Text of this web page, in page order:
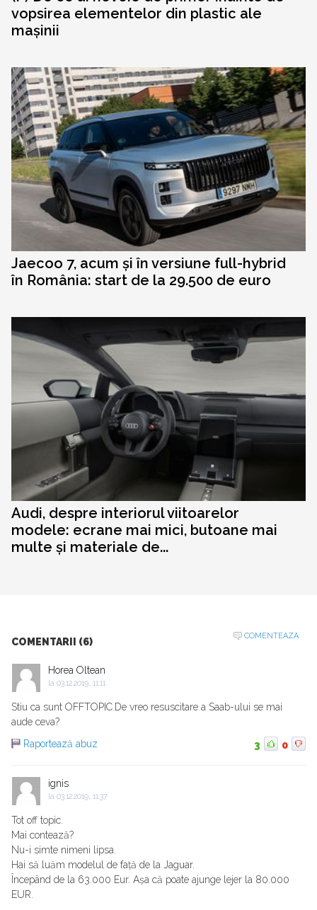
vopsirea elementelor din plastic ale
mașinii
Jaecoo 7, acum și în versiune full-hybrid
în România: start de la 29.500 de euro
Audi, despre interiorul viitoarelor
modele: ecrane mai mici, butoane mai
multe și materiale de...
COMENTARII (6)
COMENTEAZA
Horea Oltean
la 03.12.2019, 11:11
Stiu ca sunt OFFTOPIC.De vreo resuscitare a Saab-ului se mai
aude ceva?
Raportează abuz
3 0
ignis
la 03.12.2019, 11:37
Tot off topic.
Mai contează?
Nu-i simte nimeni lipsa.
Hai să luăm modelul de față de la Jaguar.
Începând de la 63.000 Eur. Așa că poate ajunge lejer la 80.000
EUR.